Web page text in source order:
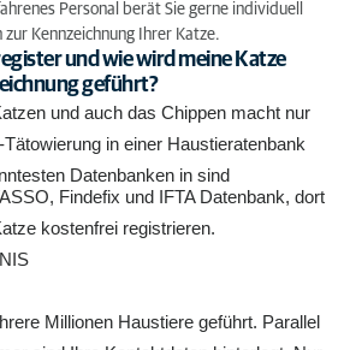
Personal berät Sie gerne individuell
Kennzeichnung Ihrer Katze.
und wie wird meine Katze
geführt?
und auch das Chippen macht nur
in einer Haustieratenbank
Datenbanken in sind
Findefix und IFTA Datenbank, dort
kostenfrei registrieren.
Millionen Haustiere geführt. Parallel